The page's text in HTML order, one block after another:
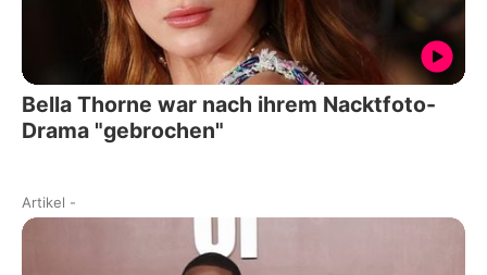
Bella Thorne war nach ihrem Nacktfoto-
Drama "gebrochen"
Artikel -